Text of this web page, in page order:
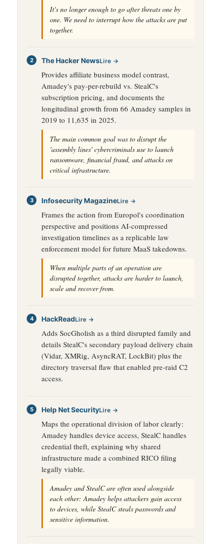
It's no longer enough to go after threats one by
one. We need to interrupt how the attacks are put
together.
The Hacker NewsLire →
Provides affiliate business model contrast,
Amadey's pay-per-rebuild vs. StealC's
subscription pricing, and documents the
longitudinal growth from 66 Amadey samples in
2019 to 11,635 in 2025.
The main common goal was to disrupt the
'assembly lines' cybercriminals use to launch
ransomware, financial fraud, and attacks on
critical infrastructure.
Infosecurity MagazineLire →
Frames the action from Europol's coordination
perspective and positions AI-compressed
investigation timelines as a replicable law
enforcement model for future MaaS takedowns.
When multiple parts of an operation are
disrupted together, attacks are harder to launch,
scale and recover from.
HackReadLire →
Adds SocGholish as a third disrupted family and
details StealC's secondary payload delivery chain
(Vidar, XMRig, AsyncRAT, LockBit) plus the
directory traversal flaw that enabled pre-raid C2
access.
Help Net SecurityLire →
Maps the operational division of labor clearly:
Amadey handles device access, StealC handles
credential theft, explaining why shared
infrastructure made a combined RICO filing
legally viable.
Amadey and StealC are often used alongside
each other: Amadey helps attackers gain access
to devices, while StealC steals passwords and
sensitive information.